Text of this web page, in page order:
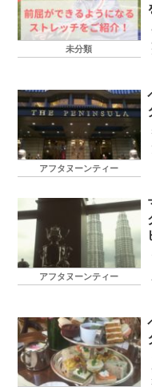
未分類
アフタヌーンティー
アフタヌーンティー